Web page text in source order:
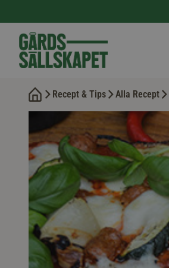
Recept & Tips Alla Recept